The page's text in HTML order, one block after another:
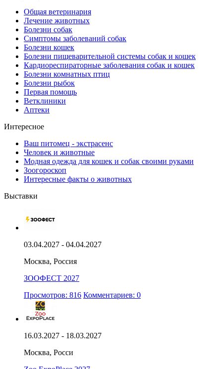
Общая ветеринария
Лечение животных
Болезни собак
Симптомы заболеваний собак
Болезни кошек
Болезни пищеварительной системы собак и кошек
Кардиореспираторные заболевания собак и кошек
Болезни комнатных птиц
Болезни рыбок
Первая помощь
Ветклиники
Аптеки
Интересное
Ваш питомец - экстрасенс
Человек и животные
Модная одежда для кошек и собак своими руками
Зоогороскоп
Интересные факты о животных
Выставки
03.04.2027 - 04.04.2027
Москва, Россия
ЗООФЕСТ 2027
Просмотров: 816 Комментариев: 0
16.03.2027 - 18.03.2027
Москва, Росси